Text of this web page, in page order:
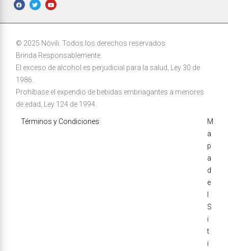
© 2025 Nóvili. Todos los derechos reservados.
Brinda Responsablemente.
El exceso de alcohol es perjudicial para la salud, Ley 30 de
1986.
Prohíbase el expendio de bebidas embriagantes a menores
de edad, Ley 124 de 1994.
Términos y Condiciones
M
a
p
a
d
e
S
i
t
i